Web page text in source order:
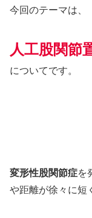
今回のテーマは、
人工股関節
についてです。
変形性股関節症を
や距離が徐々に短